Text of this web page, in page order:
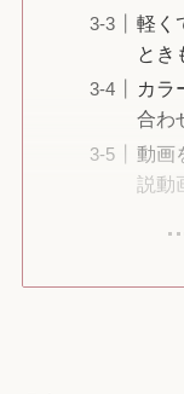
軽く
とき
カラ
合わ
動画
説動